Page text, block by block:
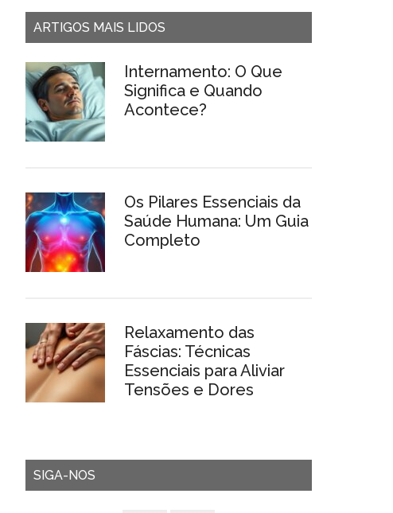
ARTIGOS MAIS LIDOS
Internamento: O Que
Significa e Quando
Acontece?
Os Pilares Essenciais da
Saúde Humana: Um Guia
Completo
Relaxamento das
Fáscias: Técnicas
Essenciais para Aliviar
Tensões e Dores
SIGA-NOS